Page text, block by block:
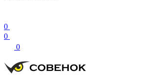
0
0
0